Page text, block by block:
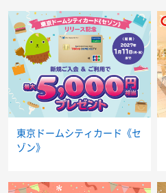
東京ドームシティカード《セ
ゾン》